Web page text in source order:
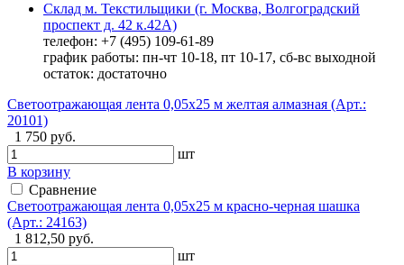
Склад м. Текстильщики (г. Москва, Волгоградский
проспект д. 42 к.42А)
телефон: +7 (495) 109-61-89
график работы: пн-чт 10-18, пт 10-17, сб-вс выходной
остаток: достаточно
Светоотражающая лента 0,05х25 м желтая алмазная (Арт.:
20101)
1 750 руб.
шт
В корзину
Сравнение
Светоотражающая лента 0,05х25 м красно-черная шашка
(Арт.: 24163)
1 812,50 руб.
шт